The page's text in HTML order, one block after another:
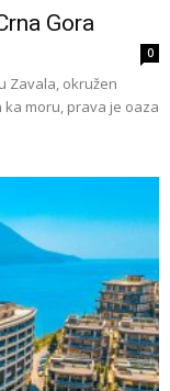
Gora
0
Zavala, okružen
moru, prava je oaza